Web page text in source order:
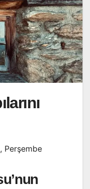
Perşembe